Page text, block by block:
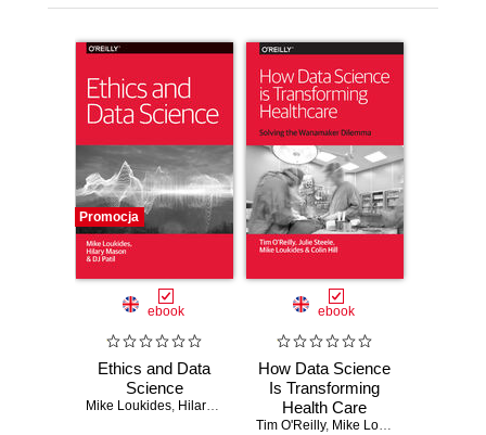
Promocja
ebook
Ethics and Data
Science
Mike Loukides, Hilary Mason DJ Patil
ebook
How Data Science
Is Transforming
Health Care
Tim O'Reilly, Mike Loukides